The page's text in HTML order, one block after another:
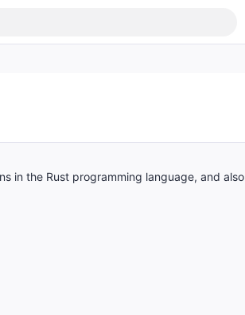
in the Rust programming language, and also